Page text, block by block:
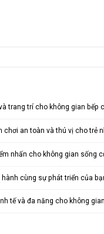
trang trí cho không gian bếp
chơi an toàn và thú vị cho trẻ
nhấn cho không gian sống
cùng sự phát triển của
tế và đa năng cho không